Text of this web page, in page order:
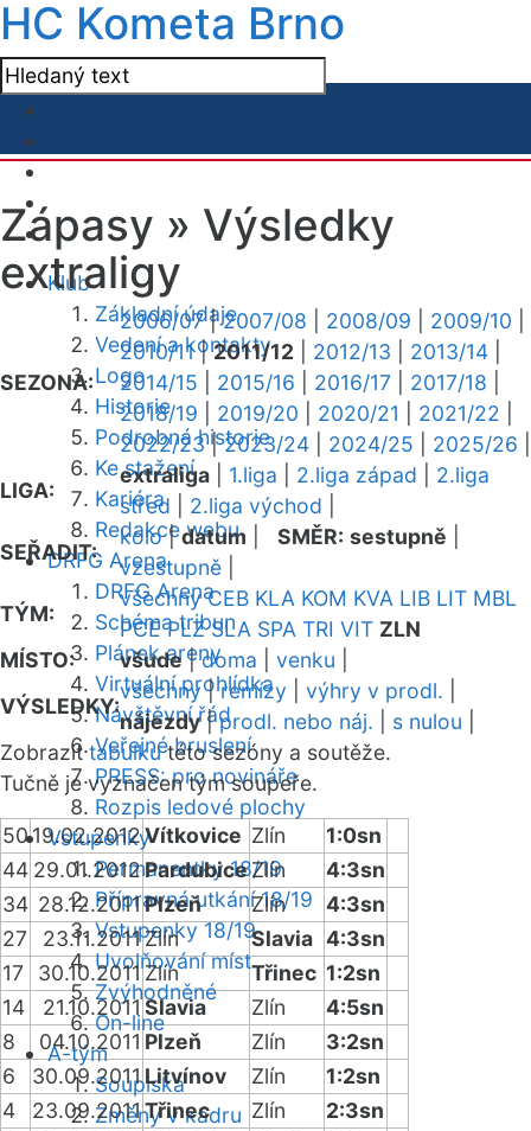
HC Kometa Brno
Klub
Základní údaje
Vedení a kontakty
Logo
Historie
Podrobná historie
Ke stažení
Kariéra
Redakce webu
DRFG Arena
DRFG Arena
Schéma tribun
Plánek areny
Virtuální prohlídka
Návštěvní řád
Veřejné bruslení
PRESS: pro novináře
Rozpis ledové plochy
Vstupenky
Permanentky 18/19
Přípravná utkání 18/19
Vstupenky 18/19
Uvolňování míst
Zvýhodněné
On-line
A-tým
Soupiska
Změny v kádru
Zápasy » Výsledky
extraligy
SEZONA:
2006/07|2007/08 2008/09 2009/10
2010/11|2011/12 2012/13 2013/14
2014/15
2015/16 2016/17 2017/18
2018/19
2019/20 2020/21 2021/22
2022/23|2023/24 2024/25 2025/26
LIGA:
extraliga 1.liga 2.liga západ
2.liga
střed
2.liga východ
SEŘADIT:
kolo|datum SMĚR: sestupně
vzestupně
TÝM:
všechny CEB KLA KOM KVA LIB LIT MBL
PCE PLZ SLA SPA TRI VIT ZLN
MÍSTO:
všude|doma venku
VÝSLEDKY:
všechny|remízy výhry v prodl.
nájezdy|prodl. nebo náj. s nulou
Zobrazittabulkutéto sezóny a soutěže.
Tučně je vyznačen tým soupeře.
5019.02.2012Vítkovice Zlín
1:0sn
44 29.01.2012PardubiceZlín
4:3sn
34 28.12.2011Plzeň Zlín
4:3sn
27
23.11.2011Zlín Slavia 4:3sn
17
30.10.2011 Zlín Třinec 1:2sn
14
21.10.2011Slavia Zlín
4:5sn
8
04.10.2011 Plzeň Zlín
3:2sn
6
30.09.2011Litvínov Zlín
1:2sn
4
23.09.2011Třinec Zlín
2:3sn